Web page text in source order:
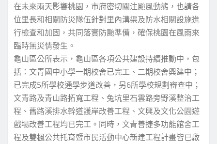
在未來兩天影響桃園，市府密切關注颱風動態，也請各
位里長和相關防災隊伍針對里內溝渠及防水相關設施進
行檢查和加固，共同落實防颱準備，確保桃園在風雨來
臨時無災情發生。
龜山區公所表示，龜山區各項公共建設持續推動中，包
括：文青國中小學一期校舍已完工、二期校舍興建中；
已完成5所學校通學步道改善，另6所學校規劃審查中；
文青路及青山路拓寬工程、兔坑里石雲路旁野溪整治工
程、舊路溪排水幹道護岸改善工程、文興及文化公園遊
戲場改善工程均已完工。同時，文青善捷多功能館舍工
程及雙楓公共托育暨市民活動中心新建工程計畫皆已啟